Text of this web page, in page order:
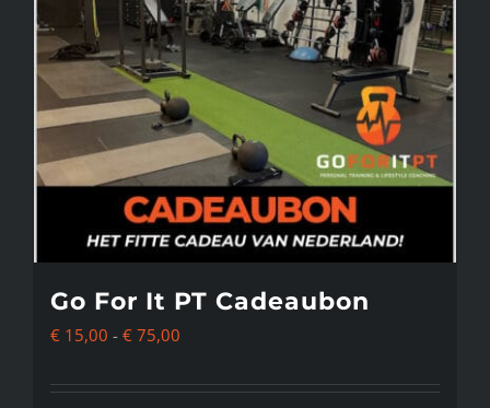
Go For It PT Cadeaubon
€ 15,00 - € 75,00